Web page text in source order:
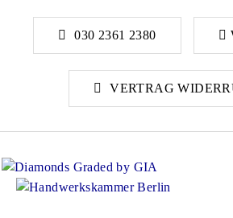
030 2361 2380
VERTRAG